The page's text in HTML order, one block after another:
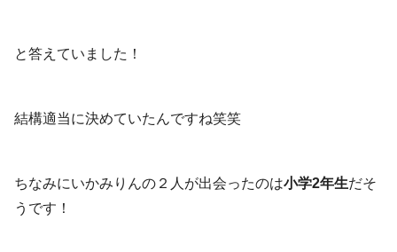
と答えていました！
結構適当に決めていたんですね笑笑
ちなみにいかみりんの２人が出会ったのは小学2年生だそ
うです！